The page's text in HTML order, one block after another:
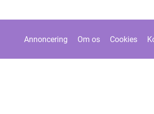
Annoncering Om os Cookies